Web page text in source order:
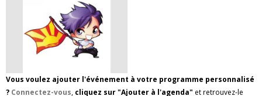
Vous voulez ajouter l'événement à votre programme personnalisé
? Connectez-vous, cliquez sur "Ajouter à l'agenda" et retrouvez-le